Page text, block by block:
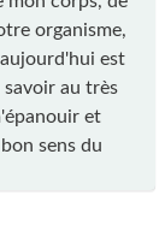
organisme,
est
au très
et
sens du